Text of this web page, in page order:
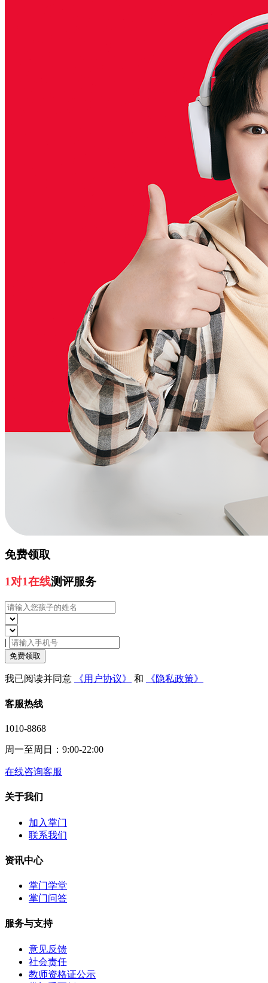
免费领取
1对1在线测评服务
|
免费领取
我已阅读并同意 《用户协议》 和 《隐私政策》
客服热线
1010-8868
周一至周日：9:00-22:00
在线咨询客服
关于我们
加入掌门
联系我们
资讯中心
掌门学堂
掌门问答
服务与支持
意见反馈
社会责任
教师资格证公示